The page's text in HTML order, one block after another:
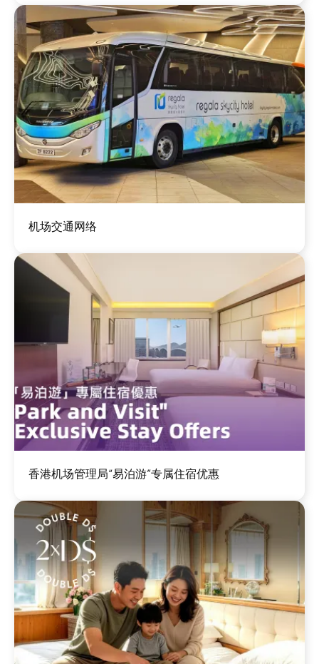
机场交通网络
香港机场管理局“易泊游”专属住宿优惠